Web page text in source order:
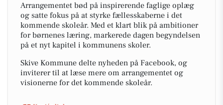
Arrangementet bød på inspirerende faglige oplæg
og satte fokus på at styrke fællesskaberne i det
kommende skoleår. Med et klart blik på ambitioner
for børnenes læring, markerede dagen begyndelsen
på et nyt kapitel i kommunens skoler.
Skive Kommune delte nyheden på Facebook, og
inviterer til at læse mere om arrangementet og
visionerne for det kommende skoleår.